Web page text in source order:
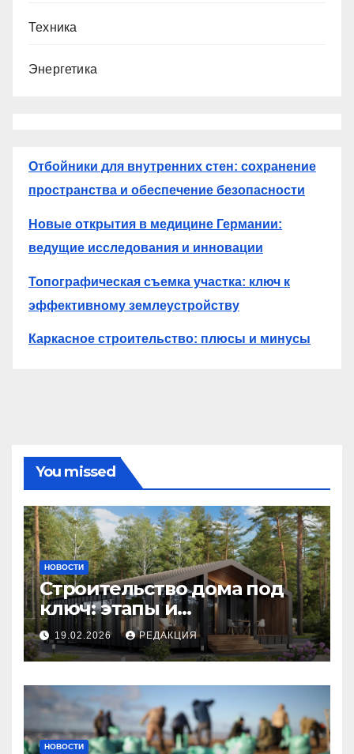
Техника
Энергетика
Отбойники для внутренних стен: сохранение
пространства и обеспечение безопасности
Новые открытия в медицине Германии:
ведущие исследования и инновации
Топографическая съемка участка: ключ к
эффективному землеустройству
Каркасное строительство: плюсы и минусы
You missed
НОВОСТИ
Строительство дома под
ключ: этапы и
планирование бюджета
19.02.2026 РЕДАКЦИЯ
НОВОСТИ